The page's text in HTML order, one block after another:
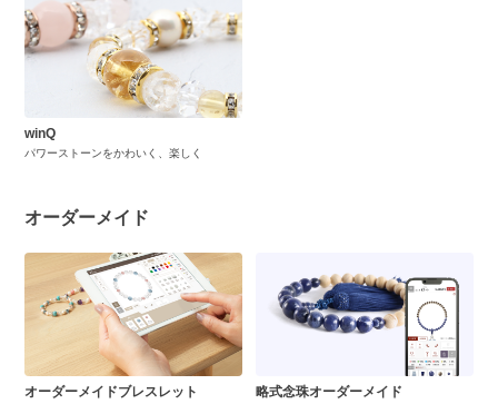
winQ
パワーストーンをかわいく、楽しく
オーダーメイド
オーダーメイドブレスレット 略式念珠オーダーメイド